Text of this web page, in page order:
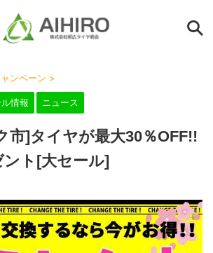
ンペーン >
情報 ニュース
市]タイヤが最大30％OFF!!
ント[大セール]